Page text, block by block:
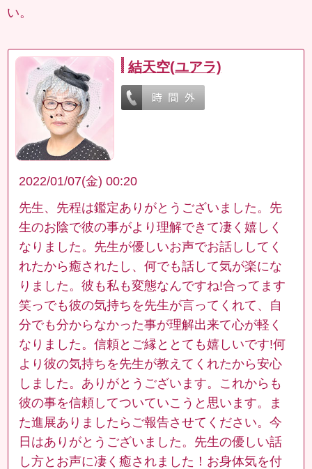
い。
結天空(ユアラ)
2022/01/07(金) 00:20
先生、先程は鑑定ありがとうございました。先
生のお陰で彼の事がより理解できて凄く嬉しく
なりました。先生が優しいお声でお話ししてく
れたから癒されたし、何でも話して気が楽にな
りました。彼も私も変態なんですね!合ってます
笑っでも彼の気持ちを先生が言ってくれて、自
分でも分からなかった事が理解出来て心が軽く
なりました。信頼とご縁ととても嬉しいです!何
より彼の気持ちを先生が教えてくれたから安心
しました。ありがとうございます。これからも
彼の事を信頼してついていこうと思います。ま
た進展ありましたらご報告させてください。今
日はありがとうございました。先生の優しい話
し方とお声に凄く癒されました！お身体気を付